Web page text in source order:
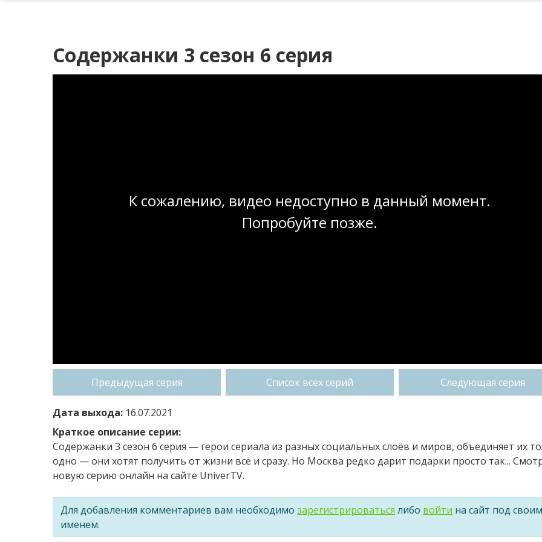
Содержанки 3 сезон 6 серия
К сожалению, видео недоступно в данный момент.
Попробуйте позже.
Предыдущая серия Список всех серий Следующая серия
Дата выхода: 16.07.2021
Краткое описание серии:
Содержанки 3 сезон 6 серия — герои сериала из разных социальных слоёв и миров, объединяет их
одно — они хотят получить от жизни всё и сразу. Но Москва редко дарит подарки просто так...
новую серию онлайн на сайте UniverTV.
Для добавления комментариев вам необходимо зарегистрироваться либо войти на сайт под своим
именем.